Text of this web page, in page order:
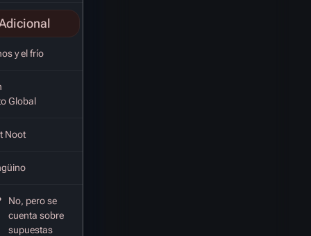
y el frío
Global
Noot
No, pero se
cuenta sobre
supuestas